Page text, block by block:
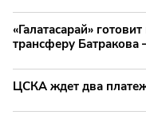
«Галатасарай»
трансферу
ЦСКА ждет два